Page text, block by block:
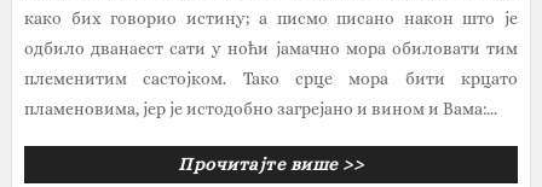
како бих говорио истину; а писмо писано након што је
одбило дванаест сати у ноћи јамачно мора обиловати тим
племенитим састојком. Тако срце мора бити крцато
пламеновима, јер је истодобно загрејано и вином и Вама:...
Прочитајте више >>